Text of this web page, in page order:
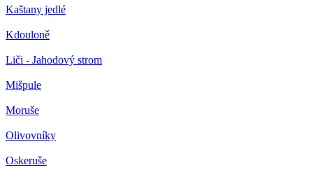
Kaštany jedlé
Kdouloně
Liči - Jahodový strom
Mišpule
Moruše
Olivovníky
Oskeruše